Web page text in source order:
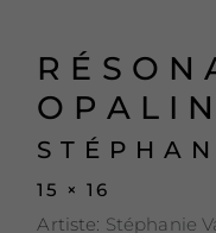
15 × 16
Artiste: Stéphanie